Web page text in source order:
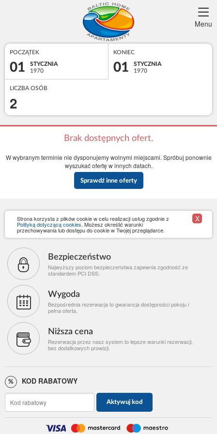
Menu
POCZĄTEK
01
STYCZNIA
1970
KONIEC
01
STYCZNIA
1970
LICZBA OSÓB
2
Brak dostępnych ofert.
W wybranym terminie nie dysponujemy wolnymi miejscami. Spróbuj ponownie
wyszukać ofertę w innych datach.
Sprawdź inne oferty
Strona korzysta z plików cookie w celu realizacji usług zgodnie z
Polityką dotyczącą cookies. Możesz określić warunki
przechowywania lub dostępu do cookie w Twojej przeglądarce.
X
Bezpieczeństwo
Najwyższy poziom bezpieczeństwa zapewnia zgodność ze
standardem PCI DSS.
Wygoda
Bezpośrednia rezerwacja to gwarancja dostępności pokoju i
pełna oferta.
Niższa cena
Rezerwacja przez nasz system to lepsze warunki rezerwacji,
bez dodatkowych prowizji.
KOD RABATOWY
Aktywuj kod